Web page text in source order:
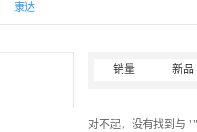
康达
销量 新品
对不起，没有找到与